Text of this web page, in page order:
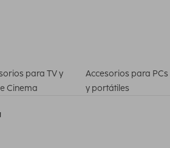
para TV y
Cinema
Accesorios para PCs
y portátiles